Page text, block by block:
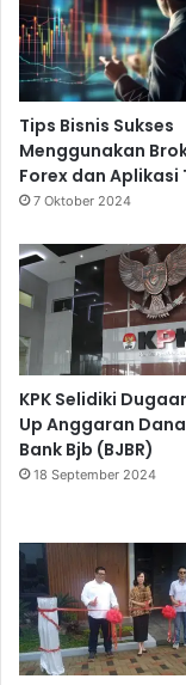
n
B
e
r
s
n
e
r
i
M
e
a
l
u
i
P
r
r
m
K
e
Tips Bisnis Sukses
Menggunakan
Forex dan Aplikasi
7 Oktober 2024
KPK Selidiki
Up Anggaran
Bank Bjb (BJBR)
18 September 2024